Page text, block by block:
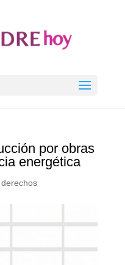
por obras
energética